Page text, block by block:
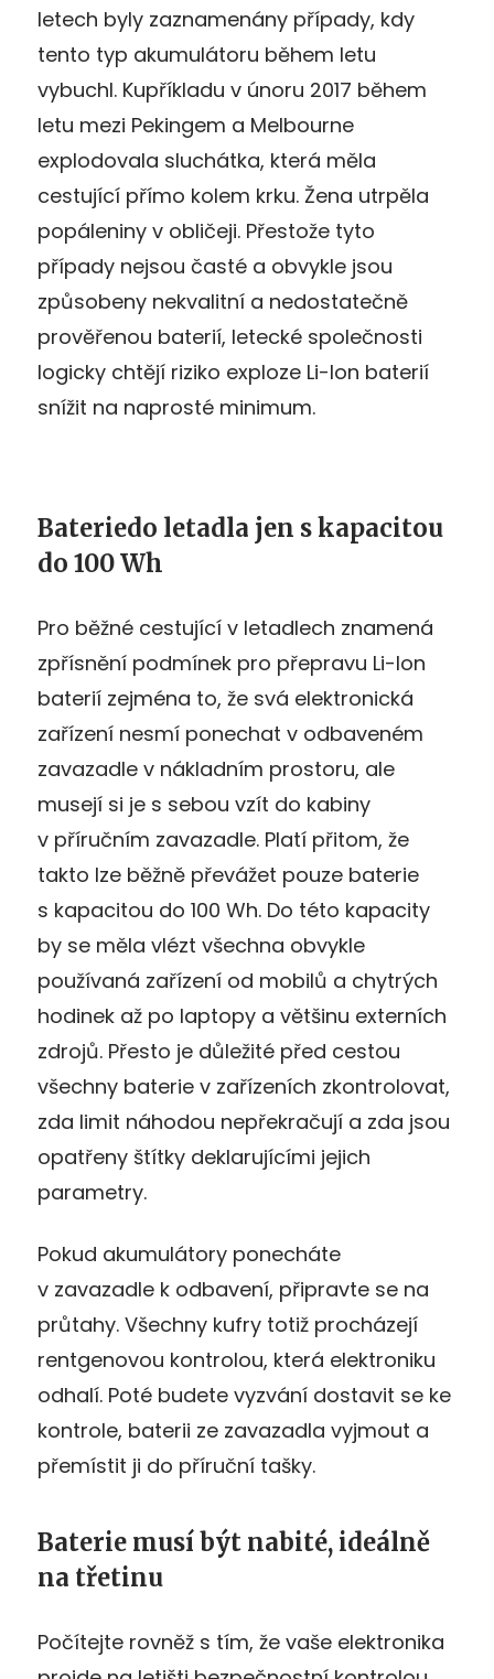
letech byly zaznamenány případy, kdy
tento typ akumulátoru během letu
vybuchl. Kupříkladu v únoru 2017 během
letu mezi Pekingem a Melbourne
explodovala sluchátka, která měla
cestující přímo kolem krku. Žena utrpěla
popáleniny v obličeji. Přestože tyto
případy nejsou časté a obvykle jsou
způsobeny nekvalitní a nedostatečně
prověřenou baterií, letecké společnosti
logicky chtějí riziko exploze Li-Ion baterií
snížit na naprosté minimum.
Bateriedo letadla jen s kapacitou
do 100 Wh
Pro běžné cestující v letadlech znamená
zpřísnění podmínek pro přepravu Li-Ion
baterií zejména to, že svá elektronická
zařízení nesmí ponechat v odbaveném
zavazadle v nákladním prostoru, ale
musejí si je s sebou vzít do kabiny
v příručním zavazadle. Platí přitom, že
takto lze běžně převážet pouze baterie
s kapacitou do 100 Wh. Do této kapacity
by se měla vlézt všechna obvykle
používaná zařízení od mobilů a chytrých
hodinek až po laptopy a většinu externích
zdrojů. Přesto je důležité před cestou
všechny baterie v zařízeních zkontrolovat,
zda limit náhodou nepřekračují a zda jsou
opatřeny štítky deklarujícími jejich
parametry.
Pokud akumulátory ponecháte
v zavazadle k odbavení, připravte se na
průtahy. Všechny kufry totiž procházejí
rentgenovou kontrolou, která elektroniku
odhalí. Poté budete vyzvání dostavit se ke
kontrole, baterii ze zavazadla vyjmout a
přemístit ji do příruční tašky.
Baterie musí být nabité, ideálně
na třetinu
Počítejte rovněž s tím, že vaše elektronika